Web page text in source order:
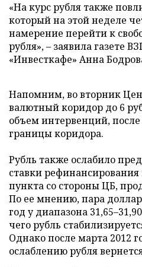
«На курс рубля также
который на этой неделе
намерение перейти к
рубля», – заявила газете
«Инвесткафе» Анна
Напомним, во вторник
валютный коридор до 6
объем интервенций,
границы коридора.
Рубль также ослабило
ставки
пункта со стороны ЦБ,
По ее мнению, пара
год у диапазона
чего рубль
Однако после марта 2012
ослаблению рубля